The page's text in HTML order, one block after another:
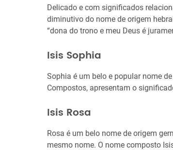
Delicado e com significados
diminutivo do nome de origem
“dona do trono e meu Deus é
Isis Sophia
Sophia é um belo e popular nome
Compostos, apresentam o
Isis Rosa
Rosa é um belo nome de origem
mesmo nome. O nome composto